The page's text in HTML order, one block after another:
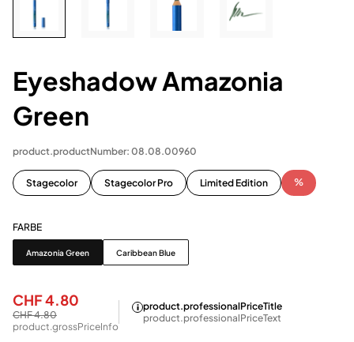
Eyeshadow Amazonia
Green
product.productNumber: 08.08.00960
Stagecolor Stagecolor Pro Limited Edition %
FARBE
Farbe
Amazonia Green Caribbean Blue
CHF 4.80
CHF 4.80
product.grossPriceInfo
product.professionalPriceTitle
product.professionalPriceText